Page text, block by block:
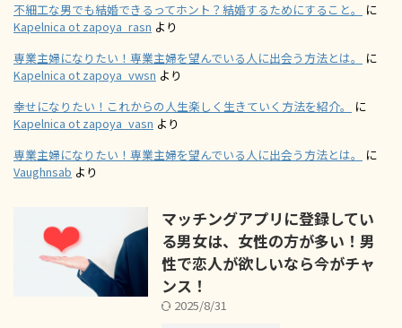
不細工な男でも結婚できるってホント？結婚するためにすること。
に
Kapelnica ot zapoya_rasn より
専業主婦になりたい！専業主婦を望んでいる人に出会う方法とは。
に
Kapelnica ot zapoya_vwsn より
幸せになりたい！これからの人生楽しく生きていく方法を紹介。
に
Kapelnica ot zapoya_vasn より
専業主婦になりたい！専業主婦を望んでいる人に出会う方法とは。
に
Vaughnsab より
マッチングアプリに登録してい
る男女は、女性の方が多い！男
性で恋人が欲しいなら今がチャ
ンス！
2025/8/31